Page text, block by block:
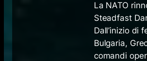
​La NATO
Steadfast
Dall’inizio di
Bulgaria,
comandi